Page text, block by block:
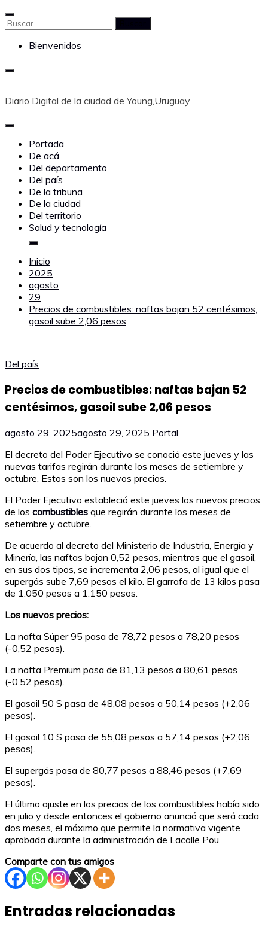
Saltar
al
Buscar:
Bienvenidos
Diario Digital de la ciudad de Young,Uruguay
Portada
De acá
Del departamento
Del país
De la tribuna
De la ciudad
Del territorio
Salud y tecnología
Inicio
2025
agosto
29
Precios de combustibles: naftas bajan 52 centésimos,
gasoil sube 2,06 pesos
Del país
Precios de combustibles: naftas bajan 52
centésimos, gasoil sube 2,06 pesos
agosto 29, 2025agosto 29, 2025 Portal
El decreto del Poder Ejecutivo se conoció este jueves y las
nuevas tarifas regirán durante los meses de setiembre y
octubre. Estos son los nuevos precios.
El Poder Ejecutivo estableció este jueves los nuevos precios
de los combustibles que regirán durante los meses de
setiembre y octubre.
De acuerdo al decreto del Ministerio de Industria, Energía y
Minería, las naftas bajan 0,52 pesos, mientras que el gasoil,
en sus dos tipos, se incrementa 2,06 pesos, al igual que el
supergás sube 7,69 pesos el kilo. El garrafa de 13 kilos pasa
de 1.050 pesos a 1.150 pesos.
Los nuevos precios:
La nafta Súper 95 pasa de 78,72 pesos a 78,20 pesos
(-0,52 pesos).
La nafta Premium pasa de 81,13 pesos a 80,61 pesos
(-0,52 pesos).
El gasoil 50 S pasa de 48,08 pesos a 50,14 pesos (+2,06
pesos).
El gasoil 10 S pasa de 55,08 pesos a 57,14 pesos (+2,06
pesos).
El supergás pasa de 80,77 pesos a 88,46 pesos (+7,69
pesos).
El último ajuste en los precios de los combustibles había sido
en julio y desde entonces el gobierno anunció que será cada
dos meses, el máximo que permite la normativa vigente
aprobada durante la administración de Lacalle Pou.
Comparte con tus amigos
Entradas relacionadas